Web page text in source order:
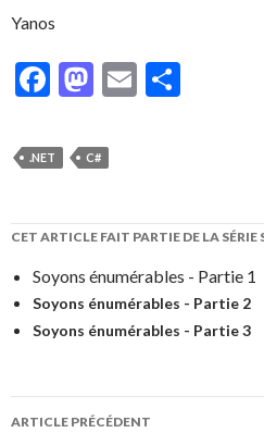
Yanos
F
e
b
o
o
k
M
to
d
o
n
E
er
.NET C#
CET ARTICLE FAIT PARTIE DE LA SÉRIE
Soyons énumérables - Partie 1
Soyons énumérables - Partie 2
Soyons énumérables - Partie 3
ARTICLE PRÉCÉDENT